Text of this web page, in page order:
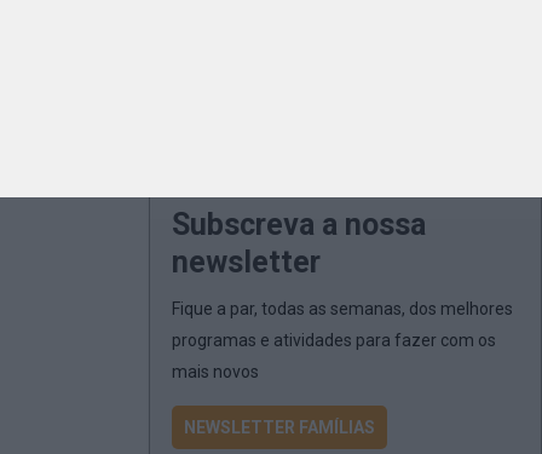
Subscreva a nossa
newsletter
Fique a par, todas as semanas, dos melhores
programas e atividades para fazer com os
mais novos
NEWSLETTER FAMÍLIAS